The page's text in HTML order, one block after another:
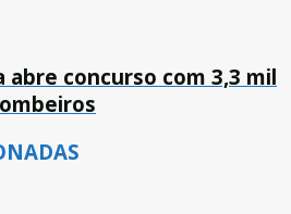
abre concurso com 3,3 mil